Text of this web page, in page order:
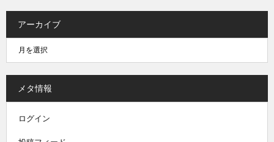
アーカイブ
メタ情報
ログイン